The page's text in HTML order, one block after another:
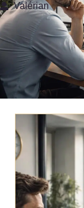
Valérian